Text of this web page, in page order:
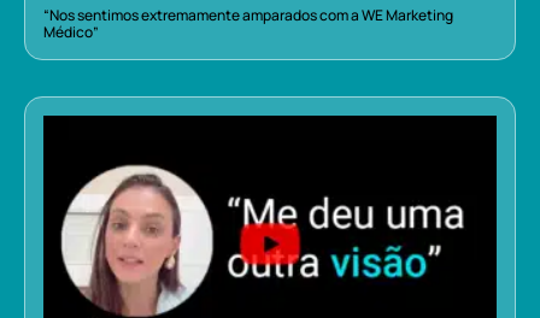
“Nos sentimos extremamente amparados com a WE Marketing
Médico”